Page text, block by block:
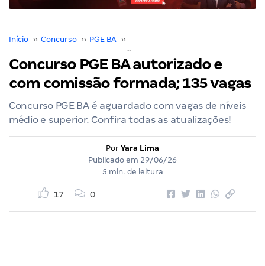
Início ›› Concurso ›› PGE BA ››
Concurso PGE BA autorizado e
com comissão formada; 135 vagas
Concurso PGE BA é aguardado com vagas de níveis
médio e superior. Confira todas as atualizações!
Por Yara Lima
Publicado em 29/06/26
5 min. de leitura
17 0